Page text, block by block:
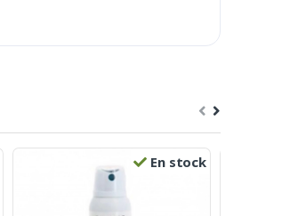
En stock